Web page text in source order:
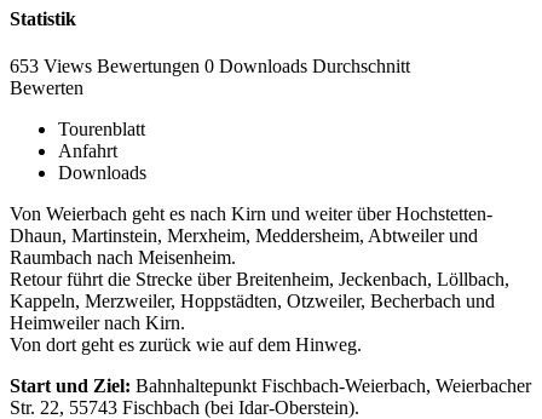
Statistik
653 Views Bewertungen 0 Downloads Durchschnitt
Bewerten
Tourenblatt
Anfahrt
Downloads
Von Weierbach geht es nach Kirn und weiter über Hochstetten-
Dhaun, Martinstein, Merxheim, Meddersheim, Abtweiler und
Raumbach nach Meisenheim.
Retour führt die Strecke über Breitenheim, Jeckenbach, Löllbach,
Kappeln, Merzweiler, Hoppstädten, Otzweiler, Becherbach und
Heimweiler nach Kirn.
Von dort geht es zurück wie auf dem Hinweg.
Start und Ziel: Bahnhaltepunkt Fischbach-Weierbach, Weierbacher
Str. 22, 55743 Fischbach (bei Idar-Oberstein).